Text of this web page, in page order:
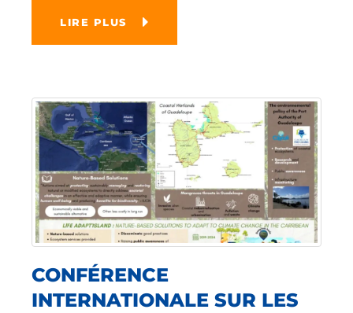
LIRE PLUS
CONFÉRENCE
INTERNATIONALE SUR LES